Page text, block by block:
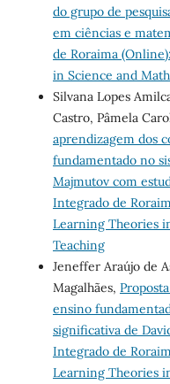
do grupo de
em ciências e
de Roraima
in Science and
Silvana Lopes
Castro, Pâmela
aprendizagem dos
fundamentado no
Majmutov com
Integrado de
Learning Theories
Teaching
Jeneffer Araújo de
Magalhães,
ensino
significativa de
Integrado de
Learning Theories